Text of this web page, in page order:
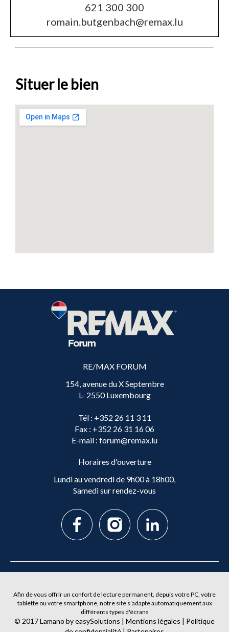
621 300 300
romain.butgenbach@remax.lu
Situer le bien
RE/MAX FORUM
154, avenue du X Septembre
L- 2550 Luxembourg
Tél: +352 26 11 3 11
Fax : +352 26 31 16 06
E-mail : forum@remax.lu
Horaires d'ouverture
Lundi au vendredi de 9h00 à 18h00,
Samedi sur rendez-vous
Afin de vous offrir un confort de lecture permanent, depuis votre PC, votre
tablette ou votre smartphone, notre site s’adapte automatiquement aux
différents types d'écrans
© 2017Lamano byeasySolutions | Mentions légales | Politique